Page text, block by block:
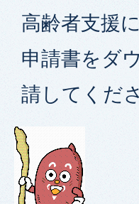
高齢者支援
申請書をダ
請してくだ